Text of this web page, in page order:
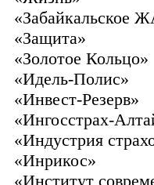
«Забайкальское
«Защита»
«Золотое Кольцо»
«Идель-Полис»
«Инвест-Резерв»
«Ингосстрах-
«Индустрия
«Инрикос»
«Институт